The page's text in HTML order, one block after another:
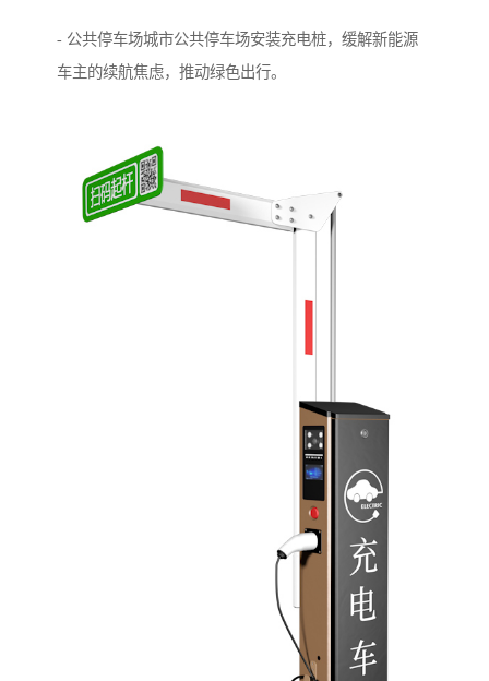
- 公共停车场城市公共停车场安装充电桩，缓解新能源
车主的续航焦虑，推动绿色出行。